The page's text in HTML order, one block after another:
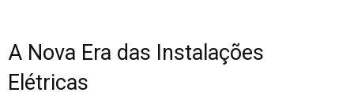
A Nova Era das Instalações
Elétricas